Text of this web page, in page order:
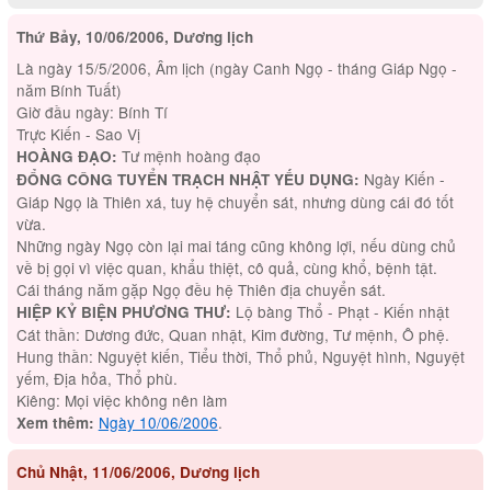
Thứ Bảy, 10/06/2006, Dương lịch
Là ngày 15/5/2006, Âm lịch (ngày Canh Ngọ - tháng Giáp Ngọ -
năm Bính Tuất)
Giờ đầu ngày: Bính Tí
Trực Kiến - Sao Vị
HOÀNG ĐẠO: Tư mệnh hoàng đạo
ĐỔNG CÔNG TUYỂN TRẠCH NHẬT YẾU DỤNG: Ngày Kiến -
Giáp Ngọ là Thiên xá, tuy hệ chuyển sát, nhưng dùng cái đó tốt
vừa.
Những ngày Ngọ còn lại mai táng cũng không lợi, nếu dùng chủ
về bị gọi vì việc quan, khẩu thiệt, cô quả, cùng khổ, bệnh tật.
Cái tháng năm gặp Ngọ đều hệ Thiên địa chuyển sát.
HIỆP KỶ BIỆN PHƯƠNG THƯ: Lộ bàng Thổ - Phạt - Kiến nhật
Cát thần: Dương đức, Quan nhật, Kim đường, Tư mệnh, Ô phệ.
Hung thần: Nguyệt kiến, Tiểu thời, Thổ phủ, Nguyệt hình, Nguyệt
yếm, Địa hỏa, Thổ phù.
Kiêng: Mọi việc không nên làm
Xem thêm: Ngày 10/06/2006.
Chủ Nhật, 11/06/2006, Dương lịch